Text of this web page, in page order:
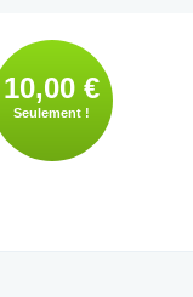
10,00 €
Seulement !